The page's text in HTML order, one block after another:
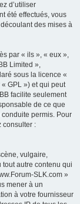
d’utiliser
été effectués, vous
des mises à
par « ils », « eux »,
Limited »,
sous la licence «
GPL ») et qui peut
facilite seulement
de ce que
permis. Pour
consulter :
vulgaire,
autre contenu qui
SLK.com »
mener à un
à votre fournisseur